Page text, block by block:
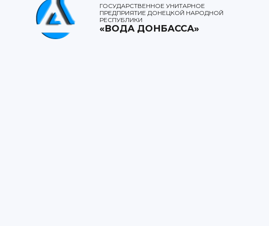
ГОСУДАРСТВЕННОЕ УНИТАРНОЕ
ПРЕДПРИЯТИЕ ДОНЕЦКОЙ НАРОДНОЙ
РЕСПУБЛИКИ
«ВОДА ДОНБАССА»